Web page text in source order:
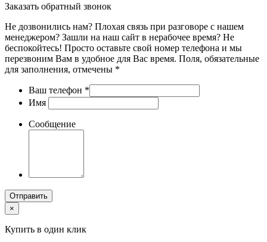
Заказать обратный звонок
Не дозвонились нам? Плохая связь при разговоре с нашем
менеджером? Зашли на наш сайт в нерабочее время? Не
беспокойтесь! Просто оставьте свой номер телефона и мы
перезвоним Вам в удобное для Вас время. Поля, обязательные
для заполнения, отмечены *
Ваш телефон *
Имя
Сообщение
Отправить
×
Купить в один клик